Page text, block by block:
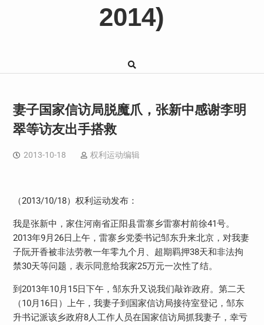
2014)
妻子国家信访局脱魔爪，张新中感谢李明
翠等访友出手搭救
2013-10-18 权利运动编辑
（2013/10/18）权利运动发布：
我是张新中，家住河南省正阳县雷寨乡雷寨村前徐41号。
2013年9月26日上午，雷寨乡党委书记邹东升来北京，对我妻
子阮开香被非法劳教一年零九个月、超期羁押38天和非法拘
禁30天等问题，表示同意给我家25万元一次性了结。
到 2013年10月 15日下午，邹东升又说我们敲诈政府。第二天
（10月 16日）上午，我妻子到国家信访局接待室登记，邹东
升书记派该乡政府8人工作人员在国家信访局抓我妻子，幸亏